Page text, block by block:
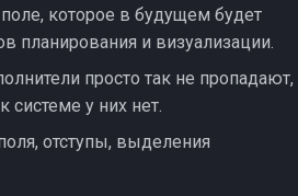
которое в будущем будет
планирования и визуализации.
просто так не пропадают,
системе у них нет.
отступы, выделения